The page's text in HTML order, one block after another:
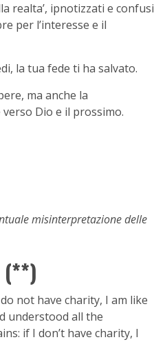
realta’, ipnotizzati e confusi
per l’interesse e il
la tua fede ti ha salvato.
ma anche la
Dio e il prossimo.
misinterpretazione delle
(**)
not have charity, I am like
understood all the
if I don’t have charity, I